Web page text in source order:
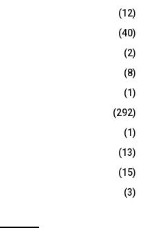
(12)
(40)
(2)
(8)
(1)
(292)
(1)
(13)
(15)
(3)